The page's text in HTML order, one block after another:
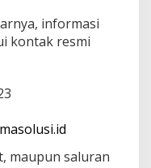
informasi
kontak resmi
maupun saluran